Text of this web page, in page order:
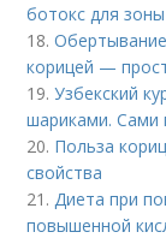
ботокс для
18.
корицей —
19.Узбекский
шариками. Сами
20. Польза
свойства
21. Диета при
повышенной